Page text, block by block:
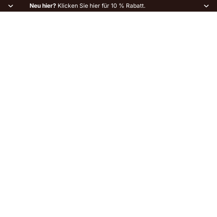
Neu hier?Klicken Sie hier für 10 % Rabatt.